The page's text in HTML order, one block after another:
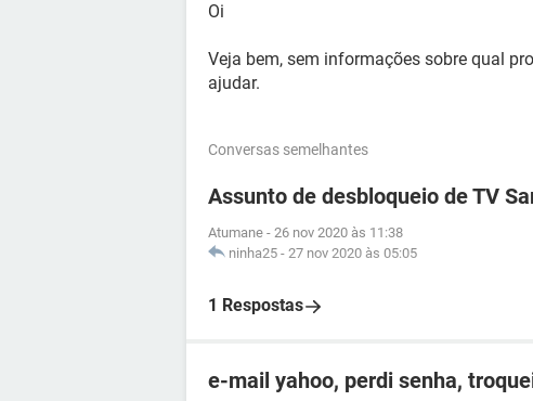
Oi
Veja bem, sem informações sobre qual
ajudar.
Conversas semelhantes
Assunto de desbloqueio de TV
Atumane - 26 nov 2020 às 11:38
ninha25 - 27 nov 2020 às 05:05
1 Respostas
e-mail yahoo, perdi senha,